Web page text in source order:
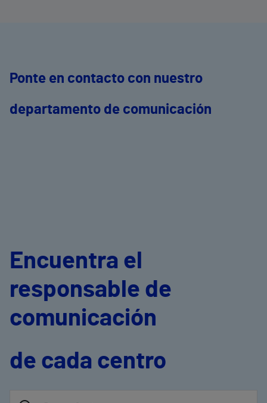
Ponte en contacto con nuestro
departamento de comunicación
Encuentra el
responsable de
comunicación
de cada centro